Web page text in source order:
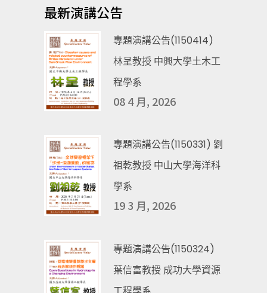
最新演講公告
專題演講公告(1150414)
林呈教授 中興大學土木工
程學系
08 4 月, 2026
專題演講公告(1150331) 劉
祖乾教授 中山大學海洋科
學系
19 3 月, 2026
專題演講公告(1150324)
葉信富教授 成功大學資源